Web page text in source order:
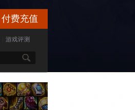
付费充值
游戏评测